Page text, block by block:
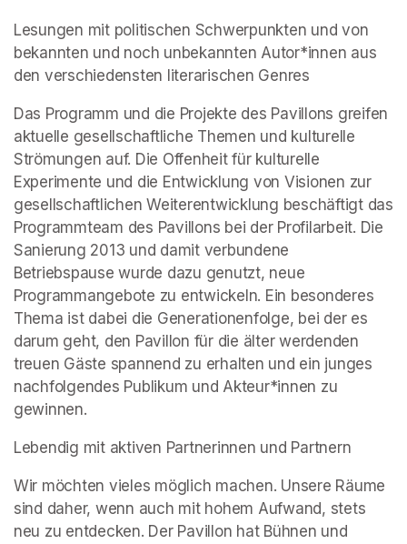
Lesungen mit politischen Schwerpunkten und von
bekannten und noch unbekannten Autor*innen aus
den verschiedensten literarischen Genres
Das Programm und die Projekte des Pavillons greifen
aktuelle gesellschaftliche Themen und kulturelle
Strömungen auf. Die Offenheit für kulturelle
Experimente und die Entwicklung von Visionen zur
gesellschaftlichen Weiterentwicklung beschäftigt das
Programmteam des Pavillons bei der Profilarbeit. Die
Sanierung 2013 und damit verbundene
Betriebspause wurde dazu genutzt, neue
Programmangebote zu entwickeln. Ein besonderes
Thema ist dabei die Generationenfolge, bei der es
darum geht, den Pavillon für die älter werdenden
treuen Gäste spannend zu erhalten und ein junges
nachfolgendes Publikum und Akteur*innen zu
gewinnen.
Lebendig mit aktiven Partnerinnen und Partnern
Wir möchten vieles möglich machen. Unsere Räume
sind daher, wenn auch mit hohem Aufwand, stets
neu zu entdecken. Der Pavillon hat Bühnen und